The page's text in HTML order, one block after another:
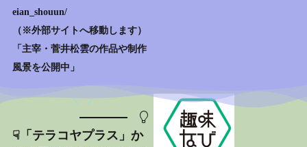
eian_shouun/
（※外部サイトへ移動します）
「主宰・菅井松雲の作品や制作
風景を公開中」
☟「テラコヤプラス」か